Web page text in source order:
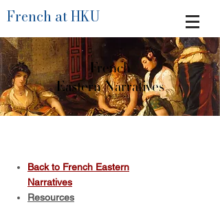
French at HKU
French
Eastern Narratives
Back to French Eastern
Narratives
Resources